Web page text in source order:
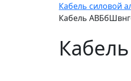
Кабель силовой
Кабель